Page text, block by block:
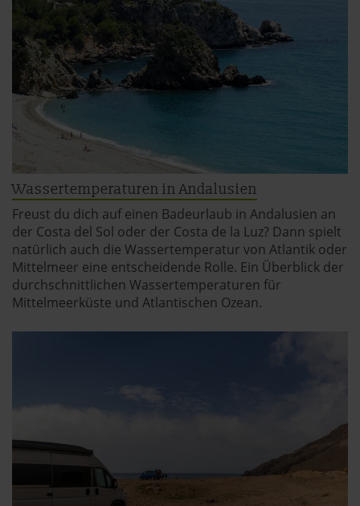
Wassertemperaturen in Andalusien
Freust du dich auf einen Badeurlaub in Andalusien an
der Costa del Sol oder der Costa de la Luz? Dann spielt
natürlich auch die Wassertemperatur von Atlantik oder
Mittelmeer eine entscheidende Rolle. Ein Überblick der
durchschnittlichen Wassertemperaturen für
Mittelmeerküste und Atlantischen Ozean.